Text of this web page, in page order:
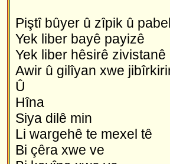
Piştî bûyer û zîpik û
Yek liber bayê payizê
Yek liber hêsirê zivistanê
Awir û gilîyan xwe
Û
Hîna
Siya dilê min
Li wargehê te mexel tê
Bi çêra xwe ve